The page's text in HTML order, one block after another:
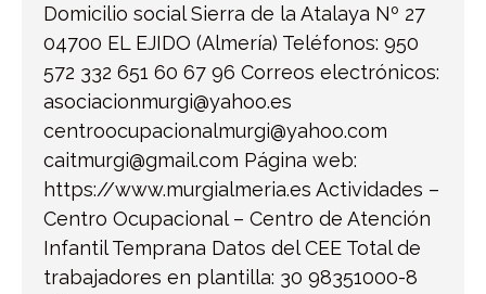
Domicilio social Sierra de la Atalaya Nº 27
04700 EL EJIDO (Almería) Teléfonos: 950
572 332 651 60 67 96 Correos electrónicos:
asociacionmurgi@yahoo.es
centroocupacionalmurgi@yahoo.com
caitmurgi@gmail.com Página web:
https://www.murgialmeria.es Actividades –
Centro Ocupacional – Centro de Atención
Infantil Temprana Datos del CEE Total de
trabajadores en plantilla: 30 98351000-8